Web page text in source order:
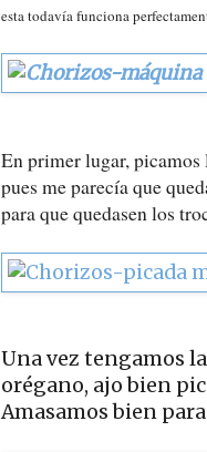
esta todavía funciona
En primer lugar, picamos
pues me parecía que
para que quedasen los
Una vez tengamos
orégano, ajo bien
Amasamos bien